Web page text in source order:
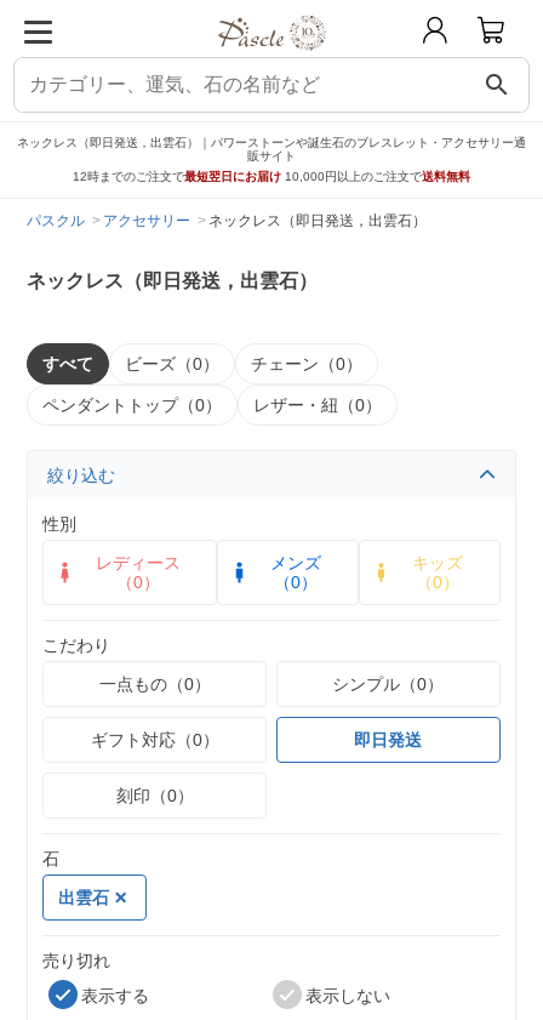
search
ネックレス（即日発送，出雲石）｜パワーストーンや誕生石のブレスレット・アクセサリー通
販サイト
12時までのご注文で最短翌日にお届け 10,000円以上のご注文で送料無料
パスクル アクセサリー ネックレス（即日発送，出雲石）
ネックレス（即日発送，出雲石）
すべて ビーズ（0） チェーン（0）
ペンダントトップ（0） レザー・紐（0）
絞り込む
性別
レディース
（0）
メンズ
（0）
キッズ
（0）
こだわり
一点もの（0）
シンプル（0）
ギフト対応（0） 即日発送
刻印（0）
石
出雲石
売り切れ
表示する
表示しない